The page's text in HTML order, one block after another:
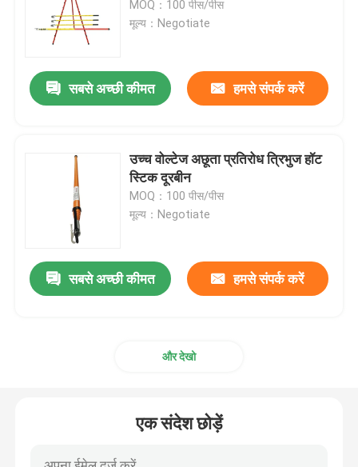
फ़्यूज़ कट आउट
इन्सुलेटर मशीन
फाइबरग्लास पल्सट्र्यूशन प्रोफाइल
एफआरपी ढाला उत्पाद
MOQ：100 पीस/पीस
मूल्य：Negotiate
सबसे अच्छी कीमत हमसे संपर्क करें
उच्च वोल्टेज अछूता प्रतिरोध त्रिभुज हॉट
स्टिक दूरबीन
MOQ：100 पीस/पीस
मूल्य：Negotiate
सबसे अच्छी कीमत हमसे संपर्क करें
और देखो
एक संदेश छोड़ें